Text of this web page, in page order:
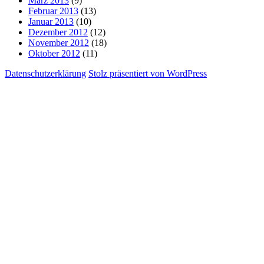
Februar 2013 (13)
Januar 2013 (10)
Dezember 2012 (12)
November 2012 (18)
Oktober 2012 (11)
Datenschutzerklärung Stolz präsentiert von WordPress